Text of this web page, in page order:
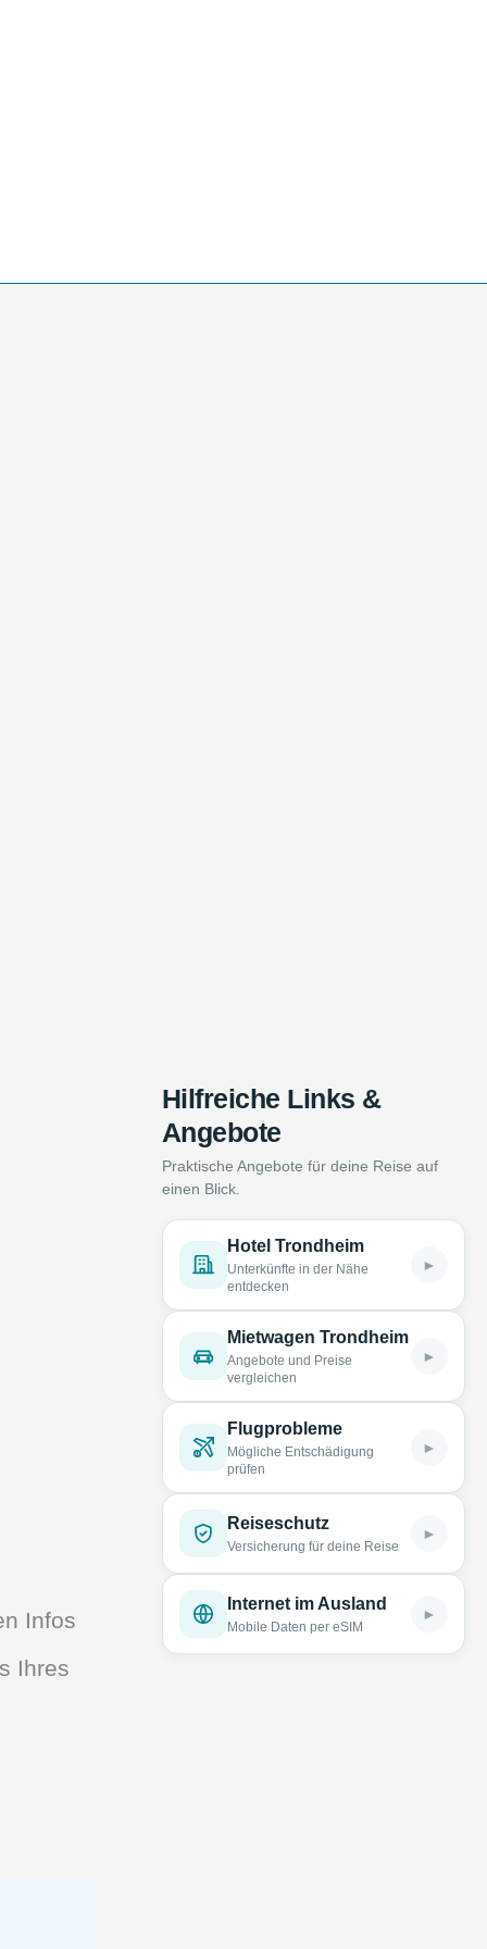
Infos
Ihres
Hilfreiche Links &
Angebote
Praktische Angebote für deine Reise auf
einen Blick.
Hotel Trondheim
Unterkünfte in der Nähe
entdecken
►
Mietwagen Trondheim
Angebote und Preise
vergleichen
►
Flugprobleme
Mögliche Entschädigung
prüfen
►
Reiseschutz
Versicherung für deine Reise
►
Internet im Ausland
Mobile Daten per eSIM
►